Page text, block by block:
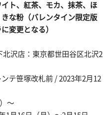
ト、紅茶、モカ、抹茶、ほ
な粉（バレンタイン限定版
変更となる）
北沢店：東京都世田谷区北沢2
テ笹塚改札前 / 2023年2月12
〜